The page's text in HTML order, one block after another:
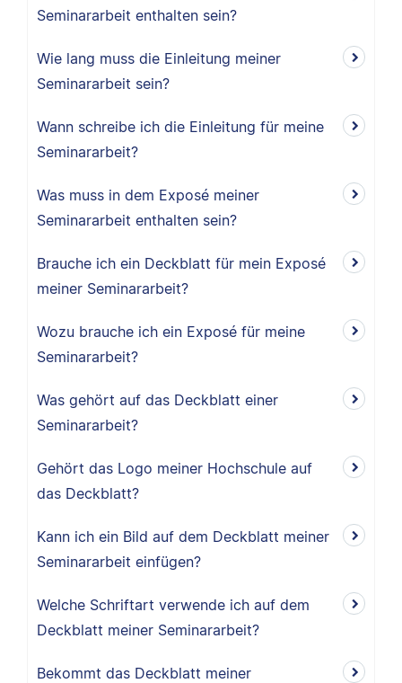
Seminararbeit enthalten sein?
Wie lang muss die Einleitung meiner
Seminararbeit sein?
Wann schreibe ich die Einleitung für meine
Seminararbeit?
Was muss in dem Exposé meiner
Seminararbeit enthalten sein?
Brauche ich ein Deckblatt für mein Exposé
meiner Seminararbeit?
Wozu brauche ich ein Exposé für meine
Seminararbeit?
Was gehört auf das Deckblatt einer
Seminararbeit?
Gehört das Logo meiner Hochschule auf
das Deckblatt?
Kann ich ein Bild auf dem Deckblatt meiner
Seminararbeit einfügen?
Welche Schriftart verwende ich auf dem
Deckblatt meiner Seminararbeit?
Bekommt das Deckblatt meiner